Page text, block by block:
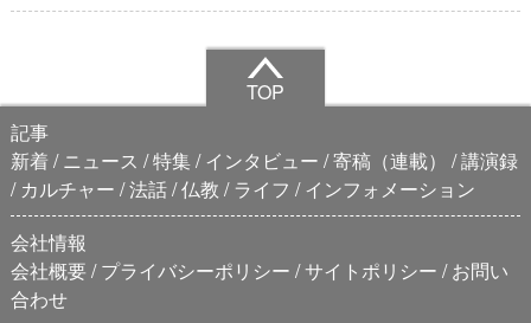
TOP
記事
新着
ニュース 特集 インタビュー 寄稿（連載）
講演録
カルチャー 法話 仏教 ライフ
インフォメーション
会社情報
会社概要 プライバシーポリシー サイトポリシー
お問い
合わせ